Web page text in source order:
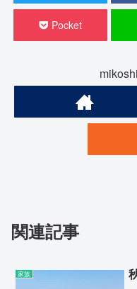
Pocket
関連記事
家族